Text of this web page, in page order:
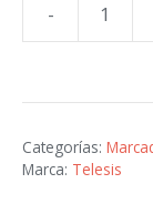
-
Categorías:
Marca: Telesis